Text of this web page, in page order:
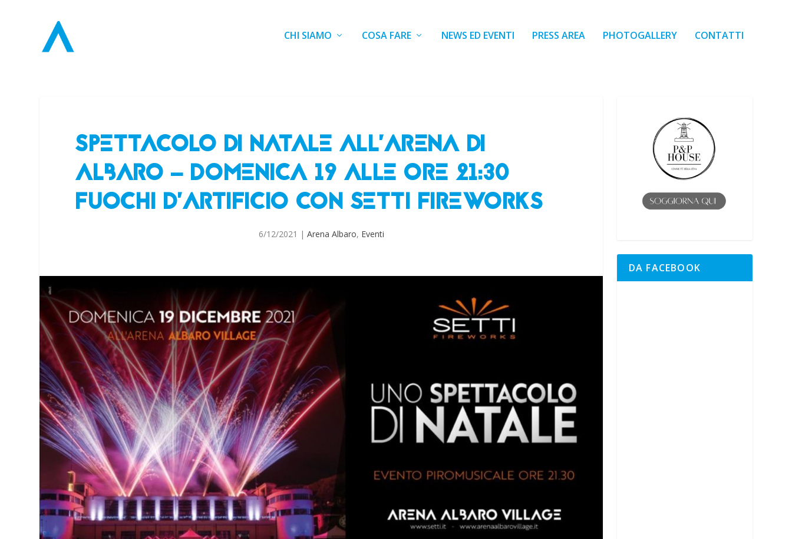
CHI SIAMO COSA FARE NEWS ED EVENTI PRESS AREA PHOTOGALLERY CONTATTI
SPETTACOLO DI NATALE ALL’ARENA DI
ALBARO – DOMENICA 19 ALLE ORE 21:30
FUOCHI D’ARTIFICIO CON SETTI FIREWORKS
6/12/2021 | Arena Albaro, Eventi
DA FACEBOOK